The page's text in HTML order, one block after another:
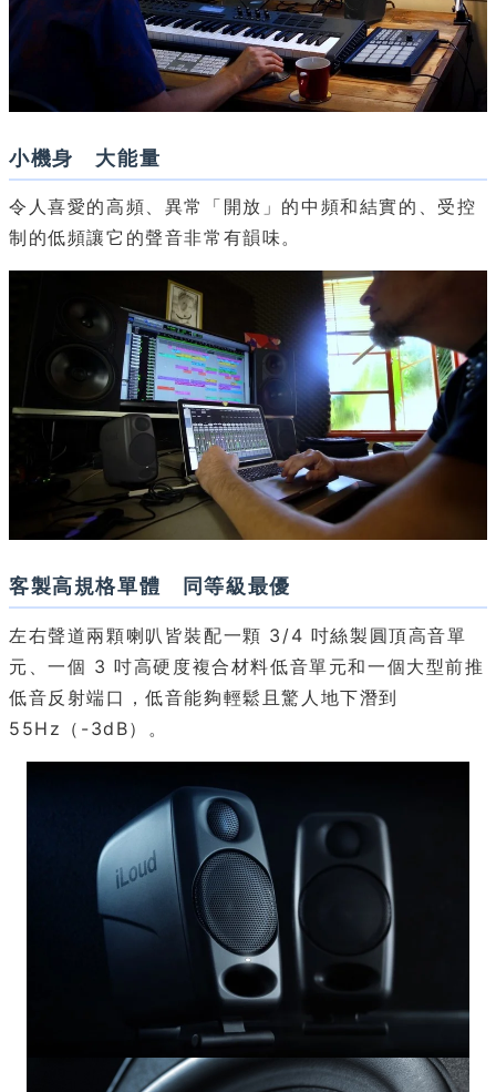
小機身 大能量
令人喜愛的高頻、異常「開放」的中頻和結實的、受控
制的低頻讓它的聲音非常有韻味。
客製高規格單體 同等級最優
左右聲道兩顆喇叭皆裝配一顆 3/4 吋絲製圓頂高音單
元、一個 3 吋高硬度複合材料低音單元和一個大型前推
低音反射端口，低音能夠輕鬆且驚人地下潛到
55Hz（-3dB）。